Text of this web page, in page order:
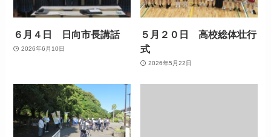
６月４日 日向市長講話
2026年6月10日
５月２０日 高校総体壮行
式
2026年5月22日